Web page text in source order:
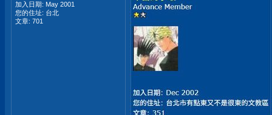
加入日期: May 2001
您的住址: 台北
文章: 701